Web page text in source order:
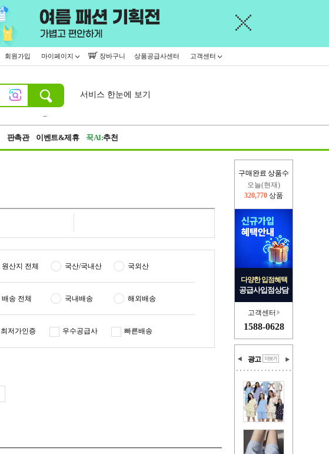
회원가입 마이페이지 장바구니 상품공급사센터 고객센터
서비스 한눈에 보기
판촉관 이벤트&제휴 꾹AI:추천
구매완료 상품수
오늘(현재)
320,770 상품
다양한 입점혜택
공급사입점상담
고객센터
1588-0628
광고
원산지 전체 국산/국내산 국외산
배송 전체 국내배송 해외배송
최저가인증 우수공급사 빠른배송